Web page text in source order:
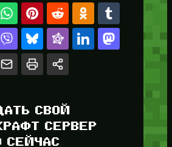
СВОЙ
СЕРВЕР
СЕЙЧАС